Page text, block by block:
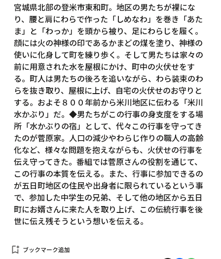
宮城県北部の登米市東和町。地区の男たちが裸にな
り、腰と肩にわらで作った「しめなわ」を巻き「あた
ま」と「わっか」を頭から被り、足にわらじを履く。
顔には火の神様の印であるかまどの煤を塗り、神様の
使いに化身して町を練り歩く。そして男たちは家々の
前に用意された水を屋根にかけ、町中の火伏せをす
る。町人は男たちの後ろを追いながら、わら装束のわ
らを抜き取り、屋根に上げ、自宅の火伏せのお守りと
する。およそ８００年前から米川地区に伝わる「米川
水かぶり」だ。◆男たちがこの行事の身支度をする場
所「水かぶりの宿」として、代々この行事を守ってき
たのが菅原家。人口の減少やわらじ作りの職人の高齢
化など、様々な問題を抱えながらも、火伏せの行事を
伝え守ってきた。番組では菅原さんの役割を通じて、
この行事の本質を伝える。また、行事に参加できるの
が五日町地区の住民や出身者に限られているという事
で、参加した中学生の兄弟、そして他の地区から五日
町にお婿さんに来た人を取り上げ、この伝統行事を後
世に伝え残そうという想いを伝える。
bookmark_add ブックマーク追加